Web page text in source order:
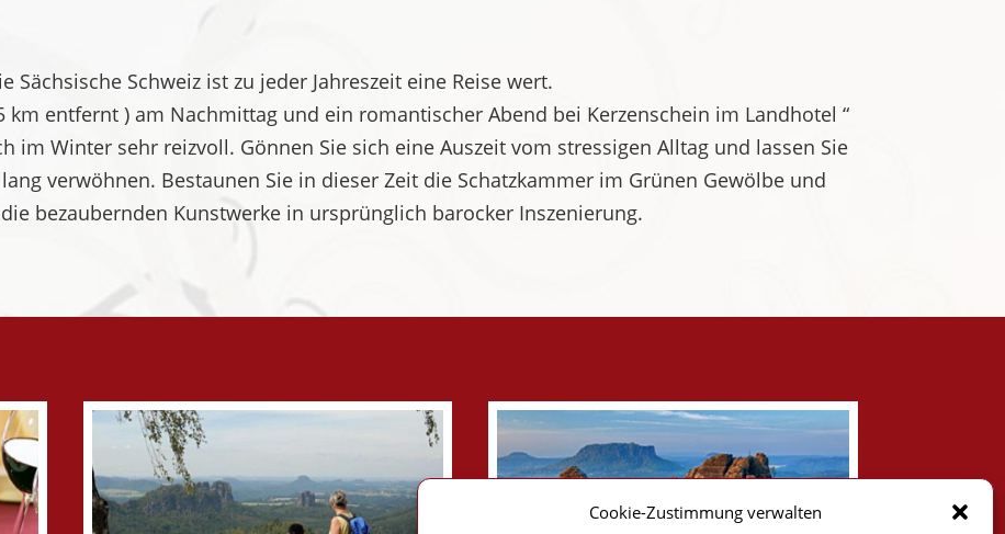
Cookie-Zustimmung verwalten
Sächsische Schweiz ist zu jeder Jahreszeit eine Reise wert.
km entfernt ) am Nachmittag und ein romantischer Abend bei Kerzenschein im Landhotel “
im Winter sehr reizvoll. Gönnen Sie sich eine Auszeit vom stressigen Alltag und lassen Sie
verwöhnen. Bestaunen Sie in dieser Zeit die Schatzkammer im Grünen Gewölbe und
bezaubernden Kunstwerke in ursprünglich barocker Inszenierung.